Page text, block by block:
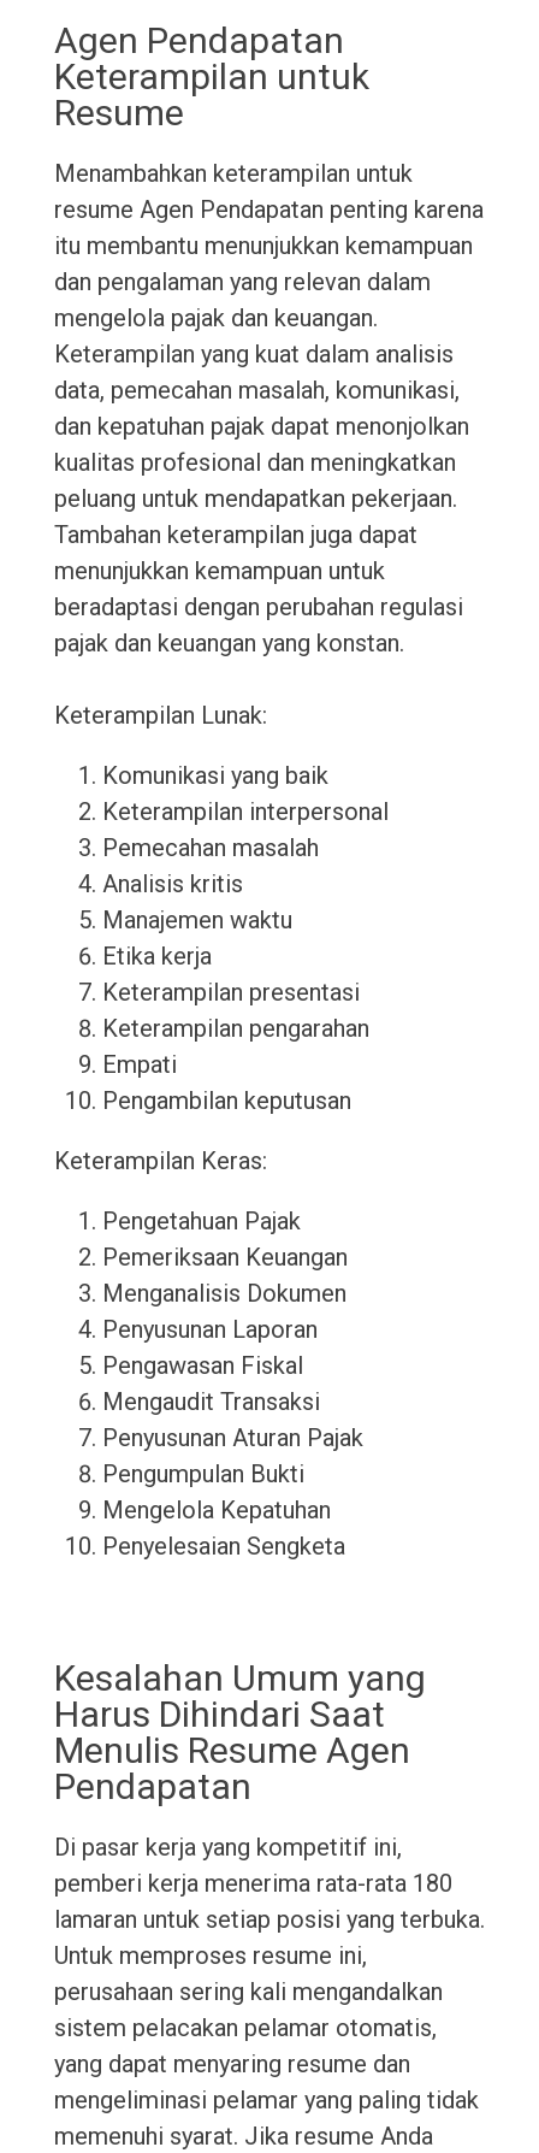
Agen Pendapatan
Keterampilan untuk
Resume
Menambahkan keterampilan untuk
resume Agen Pendapatan penting karena
itu membantu menunjukkan kemampuan
dan pengalaman yang relevan dalam
mengelola pajak dan keuangan.
Keterampilan yang kuat dalam analisis
data, pemecahan masalah, komunikasi,
dan kepatuhan pajak dapat menonjolkan
kualitas profesional dan meningkatkan
peluang untuk mendapatkan pekerjaan.
Tambahan keterampilan juga dapat
menunjukkan kemampuan untuk
beradaptasi dengan perubahan regulasi
pajak dan keuangan yang konstan.
Keterampilan Lunak:
Komunikasi yang baik
Keterampilan interpersonal
Pemecahan masalah
Analisis kritis
Manajemen waktu
Etika kerja
Keterampilan presentasi
Keterampilan pengarahan
Empati
Pengambilan keputusan
Keterampilan Keras:
Pengetahuan Pajak
Pemeriksaan Keuangan
Menganalisis Dokumen
Penyusunan Laporan
Pengawasan Fiskal
Mengaudit Transaksi
Penyusunan Aturan Pajak
Pengumpulan Bukti
Mengelola Kepatuhan
Penyelesaian Sengketa
Kesalahan Umum yang
Harus Dihindari Saat
Menulis Resume Agen
Pendapatan
Di pasar kerja yang kompetitif ini,
pemberi kerja menerima rata-rata 180
lamaran untuk setiap posisi yang terbuka.
Untuk memproses resume ini,
perusahaan sering kali mengandalkan
sistem pelacakan pelamar otomatis,
yang dapat menyaring resume dan
mengeliminasi pelamar yang paling tidak
memenuhi syarat. Jika resume Anda